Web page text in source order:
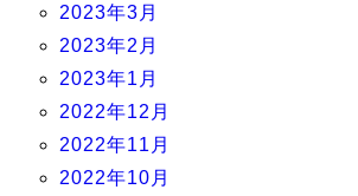
2023年3月
2023年2月
2023年1月
2022年12月
2022年11月
2022年10月